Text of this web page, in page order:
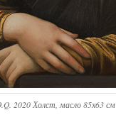
2020 Холст, масло 85х63 см